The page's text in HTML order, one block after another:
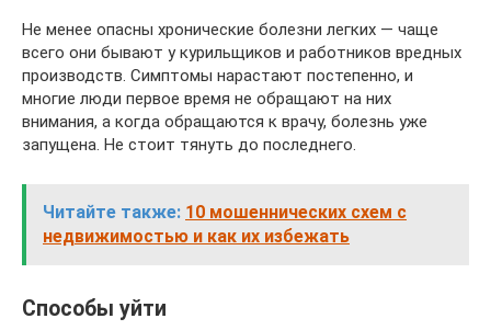
Не менее опасны хронические болезни легких — чаще
всего они бывают у курильщиков и работников вредных
производств. Симптомы нарастают постепенно, и
многие люди первое время не обращают на них
внимания, а когда обращаются к врачу, болезнь уже
запущена. Не стоит тянуть до последнего.
Читайте также: 10 мошеннических схем с
недвижимостью и как их избежать
Способы уйти